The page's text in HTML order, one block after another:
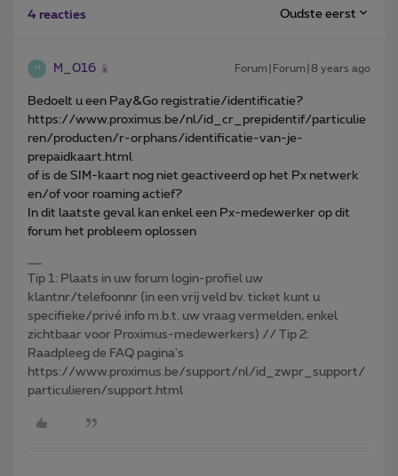
4 reacties Oudste eerst
M M_016 Forum|Forum|8 years ago
Bedoelt u een Pay&Go registratie/identificatie?
https://www.proximus.be/nl/id_cr_prepidentif/particulie
ren/producten/r-orphans/identificatie-van-je-
prepaidkaart.html
of is de SIM-kaart nog niet geactiveerd op het Px netwerk
en/of voor roaming actief?
In dit laatste geval kan enkel een Px-medewerker op dit
forum het probleem oplossen
Tip 1: Plaats in uw forum login-profiel uw
klantnr/telefoonnr (in een vrij veld bv. ticket kunt u
specifieke/privé info m.b.t. uw vraag vermelden, enkel
zichtbaar voor Proximus-medewerkers) // Tip 2:
Raadpleeg de FAQ pagina's
https://www.proximus.be/support/nl/id_zwpr_support/
particulieren/support.html